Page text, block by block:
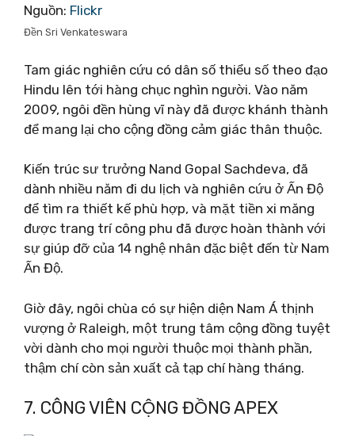
Nguồn: Flickr
Đền Sri Venkateswara
Tam giác nghiên cứu có dân số thiểu số theo đạo
Hindu lên tới hàng chục nghìn người. Vào năm
2009, ngôi đền hùng vĩ này đã được khánh thành
để mang lại cho cộng đồng cảm giác thân thuộc.
Kiến trúc sư trưởng Nand Gopal Sachdeva, đã
dành nhiều năm đi du lịch và nghiên cứu ở Ấn Độ
để tìm ra thiết kế phù hợp, và mặt tiền xi măng
được trang trí công phu đã được hoàn thành với
sự giúp đỡ của 14 nghệ nhân đặc biệt đến từ Nam
Ấn Độ.
Giờ đây, ngôi chùa có sự hiện diện Nam Á thịnh
vượng ở Raleigh, một trung tâm cộng đồng tuyệt
vời dành cho mọi người thuộc mọi thành phần,
thậm chí còn sản xuất cả tạp chí hàng tháng.
7. CÔNG VIÊN CỘNG ĐỒNG APEX